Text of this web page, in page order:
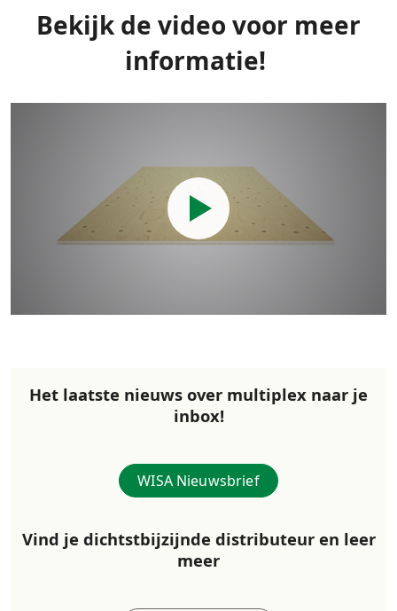
Bekijk de video voor meer
informatie!
Het laatste nieuws over multiplex naar je
inbox!
WISA Nieuwsbrief
Vind je dichtstbijzijnde distributeur en leer
meer